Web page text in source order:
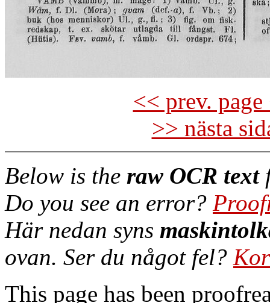
<< prev.
>> nästa
Below is the raw OCR text
Do you see an error?
Här nedan syns
ovan. Ser du något fel?
This page has been